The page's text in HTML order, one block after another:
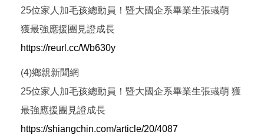
25位家人加毛孩總動員！暨大國企系畢業生張彧萌
獲最強應援團見證成長
https://reurl.cc/Wb630y
(4)鄉親新聞網
25位家人加毛孩總動員！暨大國企系畢業生張彧萌 獲
最強應援團見證成長
https://shiangchin.com/article/20/4087